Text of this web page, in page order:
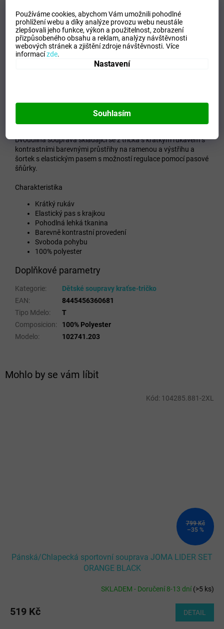
Používáme cookies, abychom Vám umožnili pohodlné
prohlížení webu a díky analýze provozu webu neustále
zlepšovali jeho funkce, výkon a použitelnost,zobrazení
přizpůsobeného obsahu a reklam, analýzy návštěvnosti
webových stránek a zjištění zdroje návštěvnosti.Více
informacízde.
Nastavení
Souhlasím
Mohlo by se vám líbit
799 Kč
–35 %
Pánská/Chlapecká sportovní souprava JOMA LIDER SET
ORANGE BLACK
SKLADEM - Doručení 8-13 dní(>5 ks)
519 Kč DETAIL
Kód: 104285.881-2XL
Lehká váha
Dvoudílná souprava skládající se z trička s krátkým rukávem s
kontrastními barevnými průstřihy na ramenou a výstřihu a
šortek s elastickým pasem s možností regulace pomocí pasové
šňůrky.
Charakteristika
Krátký rukáv
Elastický pas s krajkou
Pohodlná lehká tkanina
Barevně kontrastní provedení
Svoboda pohybu
100% polyester
Doplňkové parametry
Kategorie:
Dětské soupravy kraťse-tričko
EAN:
8445456360681
Tipo Mdelo:
T
Composicion:
100% Polyester
Modelo: 102741.203